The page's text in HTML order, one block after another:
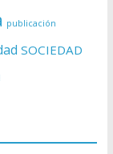
publicación
SOCIEDAD